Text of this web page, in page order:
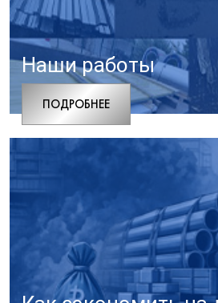
Наши работы
ПОДРОБНЕЕ